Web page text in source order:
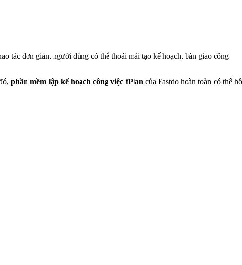
tác đơn giản, người dùng có thể thoải mái tạo kế hoạch, bàn giao công
phần mềm lập kế hoạch công việc fPlan của Fastdo hoàn toàn có thể hỗ